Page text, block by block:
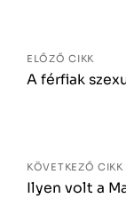
ELŐZŐ CIKK
A férfiak
KÖVETKEZŐ CIKK
Ilyen volt a